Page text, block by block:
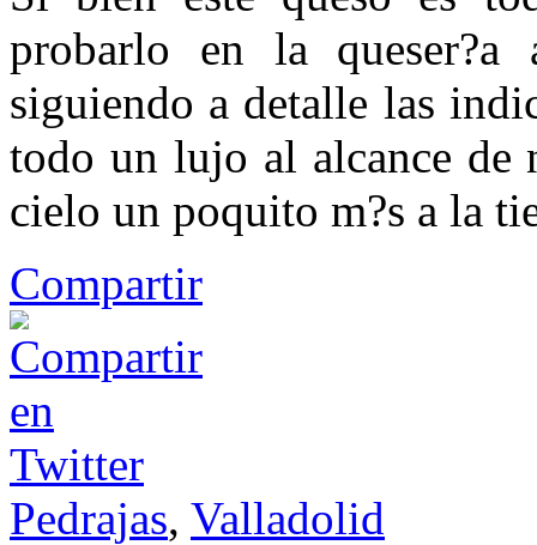
probarlo en la queser?a
siguiendo a detalle las
todo un lujo al alcance de
cielo un poquito m?s a la
Compartir
Pedrajas, Valladolid